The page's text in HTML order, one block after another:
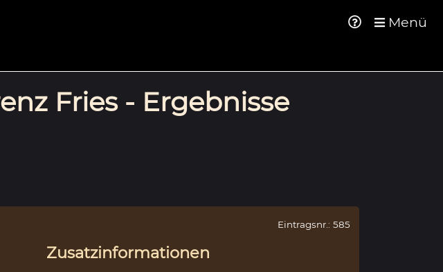
Menü
Fries - Ergebnisse
Eintragsnr.: 585
Zusatzinformationen